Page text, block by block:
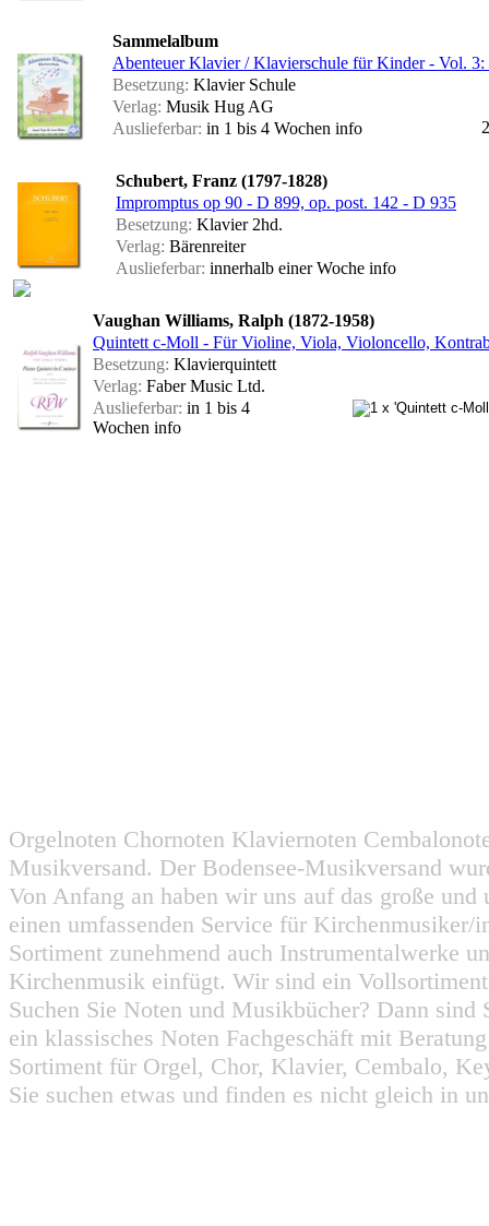
Sammelalbum
Abenteuer Klavier / Klavierschule für Kinder - Vol. 3:
Besetzung: Klavier Schule
Verlag: Musik Hug AG
Auslieferbar: in 1 bis 4 Wochen info
Schubert, Franz (1797-1828)
Impromptus op 90 - D 899, op. post. 142 - D 935
Besetzung: Klavier 2hd.
Verlag: Bärenreiter
Auslieferbar: innerhalb einer Woche info
Vaughan Williams, Ralph (1872-1958)
Quintett c-Moll - Für Violine, Viola, Violoncello,
Besetzung: Klavierquintett
Verlag: Faber Music Ltd.
Auslieferbar: in 1 bis 4
Wochen info
Orgelnoten Chornoten Klaviernoten
Musikversand. Der Bodensee-Musikversand
Von Anfang an haben wir uns auf das große
einen umfassenden Service für
Sortiment zunehmend auch Instrumentalwerke
Kirchenmusik einfügt. Wir sind ein
Suchen Sie Noten und Musikbücher? Dann
ein klassisches Noten Fachgeschäft mit
Sortiment für Orgel, Chor, Klavier, Cembalo,
Sie suchen etwas und finden es nicht gleich in